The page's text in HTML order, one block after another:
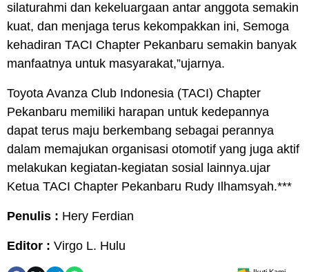
silaturahmi dan kekeluargaan antar anggota semakin
kuat, dan menjaga terus kekompakkan ini, Semoga
kehadiran TACI Chapter Pekanbaru semakin banyak
manfaatnya untuk masyarakat,”ujarnya.
Toyota Avanza Club Indonesia (TACI) Chapter
Pekanbaru memiliki harapan untuk kedepannya
dapat terus maju berkembang sebagai perannya
dalam memajukan organisasi otomotif yang juga aktif
melakukan kegiatan-kegiatan sosial lainnya.ujar
Ketua TACI Chapter Pekanbaru Rudy Ilhamsyah.***
Penulis : Hery Ferdian
Editor : Virgo L. Hulu